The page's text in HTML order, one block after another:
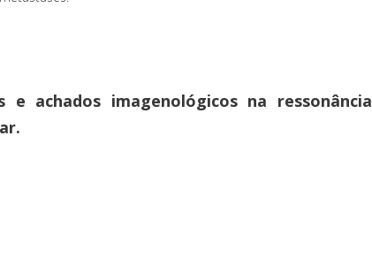
achados imagenológicos na ressonância